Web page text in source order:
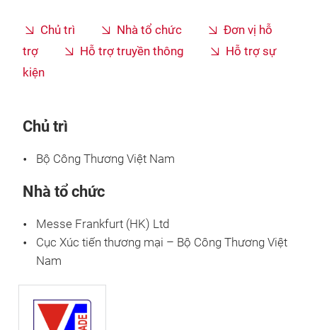
Chủ trì Nhà tổ chức
Đơn vị hỗ
trợ
Hỗ trợ truyền thông
Hỗ trợ sự
kiện
Chủ trì
Bộ Công Thương Việt Nam
Nhà tổ chức
Messe Frankfurt (HK) Ltd
Cục Xúc tiến thương mại – Bộ Công Thương Việt
Nam